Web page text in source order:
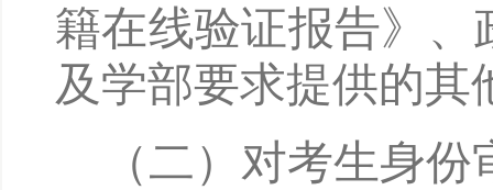
籍在线验证报告》
及学部要求提供的其
（二）对考生身份